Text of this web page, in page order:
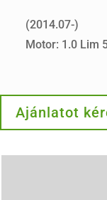
(2014.07-)
Motor: 1.0 Lim
Ajánlatot